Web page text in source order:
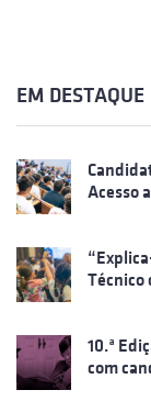
EM DESTAQUE
Acesso
Técnico
10.ª
com